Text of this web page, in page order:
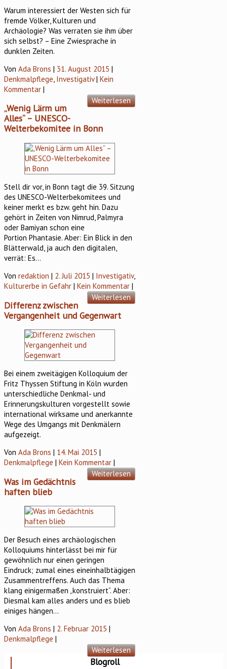
Warum interessiert der Westen sich für
fremde Völker, Kulturen und
Archäologie? Was verraten sie ihm über
sich selbst? – Eine Zwiesprache in
dunklen Zeiten.
Von Ada Brons | 31. August 2015 |
Denkmalpflege, Investigativ| Kein
Kommentar |
Weiterlesen
„Wenig Lärm um
Alles“ – UNESCO-
Welterbekomitee in Bonn
Stell dir vor, in Bonn tagt die 39. Sitzung
des UNESCO-Welterbekomitees und
keiner merkt es bzw. geht hin. Dazu
gehört in Zeiten von Nimrud, Palmyra
oder Bamiyan schon eine
Portion Phantasie. Aber: Ein Blick in den
Blätterwald, ja auch den digitalen,
verrät: Es…
Von redaktion | 2. Juli 2015 | Investigativ,
Kulturerbe in Gefahr | Kein Kommentar |
Weiterlesen
Differenz zwischen
Vergangenheit und Gegenwart
Bei einem zweitägigen Kolloquium der
Fritz Thyssen Stiftung in Köln wurden
unterschiedliche Denkmal- und
Erinnerungskulturen vorgestellt sowie
international wirksame und anerkannte
Wege des Umgangs mit Denkmälern
aufgezeigt.
Von Ada Brons | 14. Mai 2015 |
Denkmalpflege | Kein Kommentar |
Weiterlesen
Was im Gedächtnis
haften blieb
Der Besuch eines archäologischen
Kolloquiums hinterlässt bei mir für
gewöhnlich nur einen geringen
Eindruck; zumal eines eineinhalbtägigen
Zusammentreffens. Auch das Thema
klang einigermaßen „konstruiert“. Aber:
Diesmal kam alles anders und es blieb
einiges hängen…
Von Ada Brons | 2. Februar 2015 |
Denkmalpflege |
Weiterlesen
Blogroll